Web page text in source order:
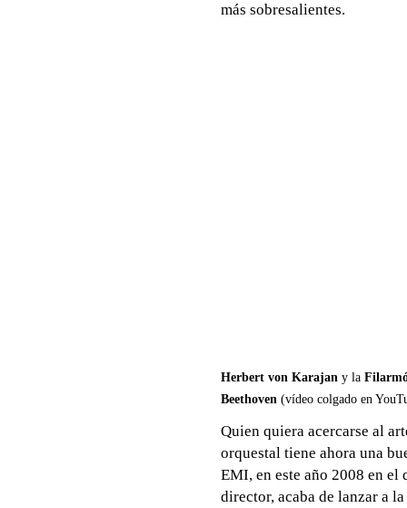
más sobresalientes.
Herbert von Karajan y la
Beethoven (vídeo colgado en
Quien quiera acercarse al
orquestal tiene ahora una
EMI, en este año 2008 en
director, acaba de lanzar a